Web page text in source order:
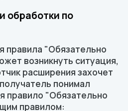
обработки по
правила "Обязательно
возникнуть ситуация,
расширения захочет
понимал
правило "Обязательно
правилом: